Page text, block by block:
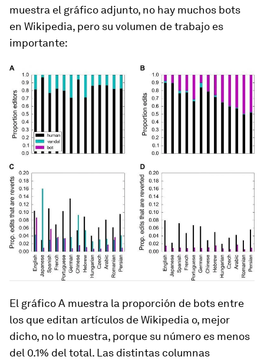
muestra el gráfico adjunto, no hay muchos bots
en Wikipedia, pero su volumen de trabajo es
importante:
El gráfico A muestra la proporción de bots entre
los que editan artículos de Wikipedia o, mejor
dicho, no lo muestra, porque su número es menos
del 0.1% del total. Las distintas columnas